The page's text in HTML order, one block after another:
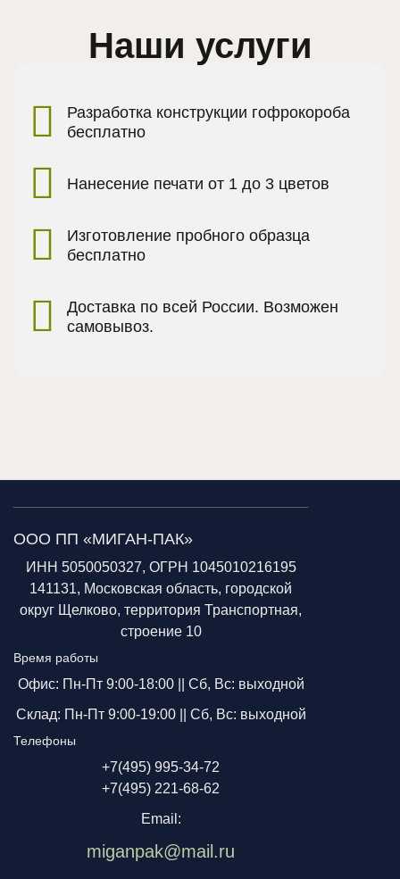
Наши услуги
Разработка конструкции гофрокороба
бесплатно
Нанесение печати от 1 до 3 цветов
Изготовление пробного образца
бесплатно
Доставка по всей России. Возможен
самовывоз.
ООО ПП «МИГАН-ПАК»
ИНН 5050050327, ОГРН 1045010216195
141131, Московская область, городской
округ Щелково, территория Транспортная,
строение 10
Время работы
Офис: Пн-Пт 9:00-18:00 || Сб, Вс: выходной
Склад: Пн-Пт 9:00-19:00 || Сб, Вс: выходной
Телефоны
+7(495) 995-34-72
+7(495) 221-68-62
Email:
miganpak@mail.ru